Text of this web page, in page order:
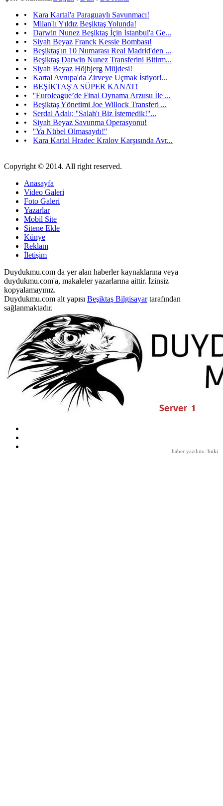
• Kara Kartal'a Paraguaylı Savunmacı!
• Milan'lı Yıldız Beşiktaş Yolunda!
• Darwin Nunez Beşiktaş İçin İstanbul'a Ge...
• Siyah Beyaz Franck Kessie Bombası!
• Beşiktaş'ın 10 Numarası Real Madrid'den ...
• Beşiktaş Darwin Nunez Transferini Bitirm...
• Siyah Beyaz Höjbjerg Müjdesi!
• Kartal Avrupa'da Zirveye Uçmak İstiyor!...
• BEŞİKTAŞ'A SÜPER KANAT!
• ''Euroleague’de Final Oynama Arzusu İle ...
• Beşiktaş Yönetimi Joe Willock Transferi ...
• Serdal Adalı; ''Salah'ı Biz İstemedik!''...
• Siyah Beyaz Savunma Operasyonu!
• ''Ya Nübel Olmasaydı!''
• Kara Kartal Hradec Kralov Karşısında Avr...
Copyright © 2014. All right reserved.
Anasayfa
Video Galeri
Foto Galeri
Yazarlar
Mobil Site
Sitene Ekle
Künye
Reklam
İletişim
Duydukmu.com da yer alan haberler kaynaklarına veya
duydukmu.com'a, makaleler yazarlarına aittir. İzinsiz
kopyalamayınız.
Duydukmu.com alt yapısı Beşiktaş Bilgisayartarafından
sağlanmaktadır.
haber yazılımı: buki